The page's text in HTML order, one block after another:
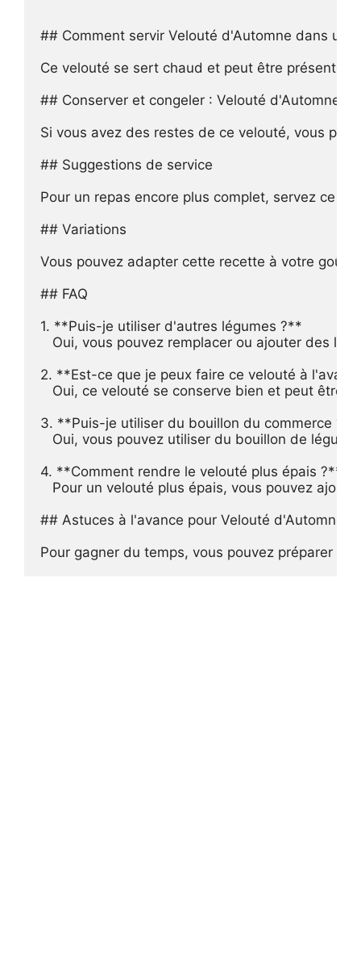
## Comment servir Velouté d'Automne dans un
Ce velouté se sert chaud et peut être présenté
## Conserver et congeler : Velouté d'Automne
Si vous avez des restes de ce velouté, vous
## Suggestions de service
Pour un repas encore plus complet, servez ce
## Variations
Vous pouvez adapter cette recette à votre goût
## FAQ
1. **Puis-je utiliser d'autres légumes ?**
Oui, vous pouvez remplacer ou ajouter des
2. **Est-ce que je peux faire ce velouté à
Oui, ce velouté se conserve bien et peut être
3. **Puis-je utiliser du bouillon du commerce ?**
Oui, vous pouvez utiliser du bouillon de
4. **Comment rendre le velouté plus épais ?**
Pour un velouté plus épais, vous pouvez
## Astuces à l'avance pour Velouté d'Automne